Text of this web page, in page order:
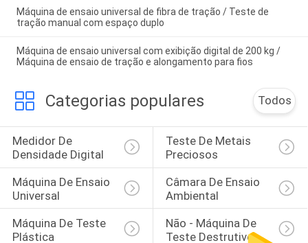
Máquina de ensaio universal de fibra de tração / Teste de
tração manual com espaço duplo
Máquina de ensaio universal com exibição digital de 200 kg /
Máquina de ensaio de tração e alongamento para fios
Categorias populares Todos
Medidor De
Densidade Digital
Teste De Metais
Preciosos
Máquina De Ensaio
Universal
Câmara De Ensaio
Ambiental
Máquina De Teste
Plástica
Não - Máquina De
Teste Destrutivo